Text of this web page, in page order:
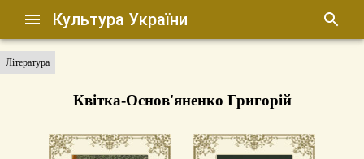
Культура України
Література
Квітка-Основ'яненко Григорій